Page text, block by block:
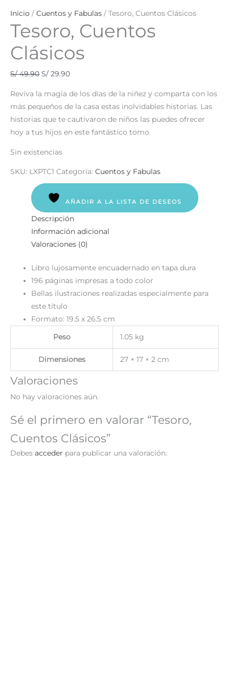
Inicio / Cuentos y Fabulas / Tesoro, Cuentos Clásicos
Tesoro, Cuentos
Clásicos
S/49.90 S/ 29.90
Reviva la magia de los días de la niñez y comparta con los
más pequeños de la casa estas inolvidables historias. Las
historias que te cautivaron de niños las puedes ofrecer
hoy a tus hijos en este fantástico tomo.
Sin existencias
SKU: LXPTC1 Categoría: Cuentos y Fabulas
AÑADIR A LA LISTA DE DESEOS
Descripción
Información adicional
Valoraciones (0)
Libro lujosamente encuadernado en tapa dura
196 páginas impresas a todo color
Bellas ilustraciones realizadas especialmente para
este título
Formato: 19.5 x 26.5 cm
Peso 1.05 kg
Dimensiones 27 × 17 × 2 cm
Valoraciones
No hay valoraciones aún.
Sé el primero en valorar “Tesoro,
Cuentos Clásicos”
Debes acceder para publicar una valoración.